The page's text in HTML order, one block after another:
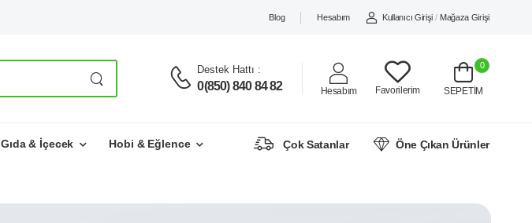
Blog Hesabım Kullanıcı Girişi / Mağaza Girişi
Destek Hattı :
0(850) 840 84 82 Hesabım Favorilerim
0
SEPETİM
Gıda & İçecek Hobi & Eğlence Çok Satanlar Öne Çıkan Ürünler